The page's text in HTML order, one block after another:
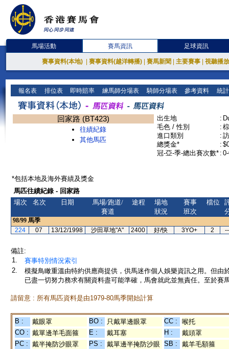
馬場活動 賽馬資訊 足球資訊
賽事資料(本地) 賽事資料(越洋轉播) 賽馬新聞 主要賽事 視聽播
報名表 排位表 即時賠率 練馬師分場表 騎師分場表 參考資料 統
回家路 (BT423)
往績紀錄
其他馬匹
出生地 :
毛色 / 性別
:
進口類別
:
總獎金*
:
冠-亞-季-總出賽次數* :
*包括本地及海外賽績及獎金
馬匹往績紀錄 - 回家路
場次
名次 日期
馬場/跑道/
賽道
途程
場地
狀況
賽事
班次
檔位
98/99 馬季
224
07 13/12/1998 沙田草地"A" 2400 好/快 3YO+ 2 --
備註:
1.
賽事特別情況索引
2.
模擬鳥瞰重溫由特約供應商提供，供馬迷作個人娛樂資訊之用。但
已盡一切努力務求有關資料盡可能準確，馬會就此並無責任。至於賽
請留意 : 所有馬匹資料是由1979-80馬季開始計算
B : 戴眼罩 BO : 只戴單邊眼罩 CC :
喉托
CO : 戴單邊羊毛面箍 E : 戴耳塞 H :
戴頭罩
PC : 戴半掩防沙眼罩 PS :
戴單邊半掩防沙眼 SB : 戴羊毛額箍